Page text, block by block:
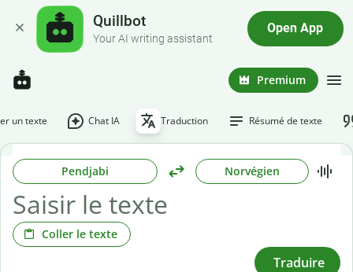
Quillbot
Your AI writing assistant
Open App
Premium
un texte Chat IA Traduction Résumé de texte
Pendjabi Norvégien
Coller le texte
Traduire